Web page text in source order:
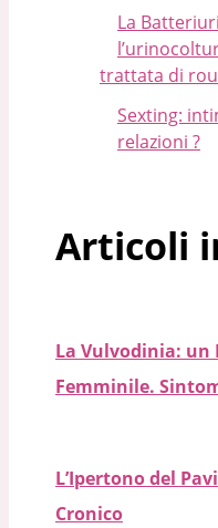
La
trattata di
Sexting:
relazioni ?
Articoli
La Vulvodinia:
Femminile.
L’Ipertono del
Cronico